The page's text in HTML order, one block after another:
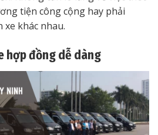
tiện công cộng hay phải
xe khác nhau.
hợp đồng dễ dàng